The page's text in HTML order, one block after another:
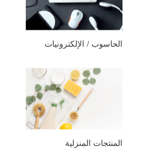
الحاسوب / الإلكترونيات
المنتجات المنزلية